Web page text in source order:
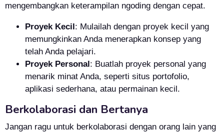
mengembangkan keterampilan ngoding dengan cepat.
Proyek Kecil: Mulailah dengan proyek kecil yang
memungkinkan Anda menerapkan konsep yang
telah Anda pelajari.
Proyek Personal: Buatlah proyek personal yang
menarik minat Anda, seperti situs portofolio,
aplikasi sederhana, atau permainan kecil.
Berkolaborasi dan Bertanya
Jangan ragu untuk berkolaborasi dengan orang lain yang